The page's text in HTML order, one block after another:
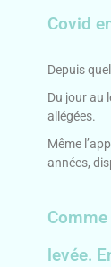
Covid
Depuis
Du jour au
allégées.
Même
années,
levée.